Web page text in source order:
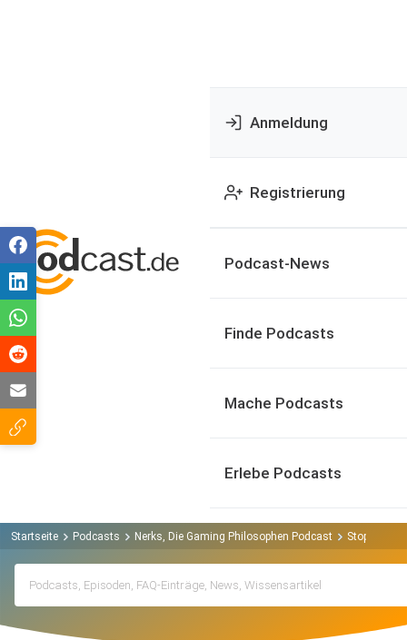
Anmeldung
Registrierung
Podcast-News
Finde Podcasts
Mache Podcasts
Erlebe Podcasts
Startseite Podcasts Nerks, Die Gaming Philosophen Podcast Stop Killing